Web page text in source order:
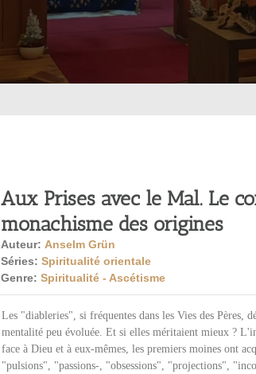
Aux Prises avec le Mal. Le
monachisme des origines
Auteur: Anselm Grün
Séries: Spiritualité orientale
Genre: Spiritualité - Ascétisme
Les "diableries", si fréquentes dans les Vies des
mentalité peu évoluée. Et si elles méritaient mieux ?
face à Dieu et à eux-mêmes, les premiers moines ont
"pulsions", "passions-, "obsessions", "projections",